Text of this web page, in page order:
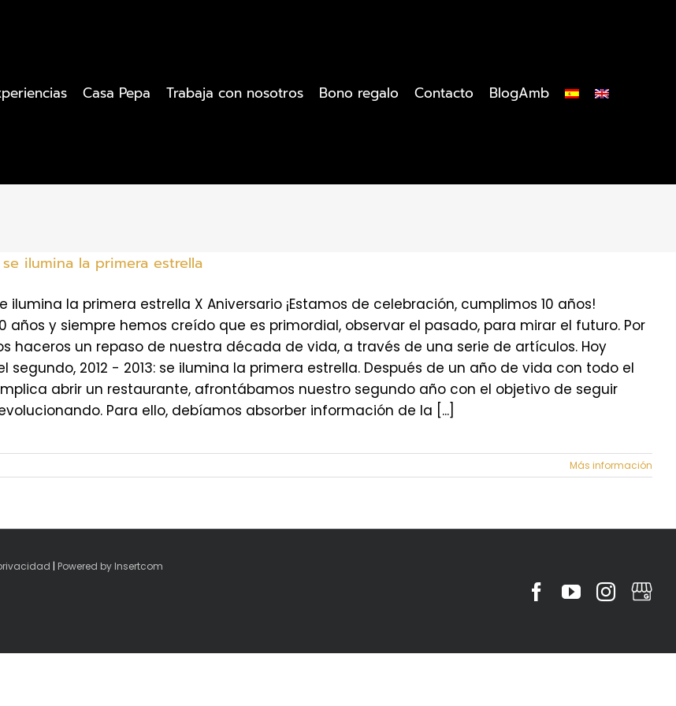
Casa Pepa Trabaja con nosotros Bono regalo Contacto BlogAmb
se ilumina la primera estrella
ilumina la primera estrella X Aniversario ¡Estamos de celebración, cumplimos 10 años!
años y siempre hemos creído que es primordial, observar el pasado, para mirar el futuro. Por
haceros un repaso de nuestra década de vida, a través de una serie de artículos. Hoy
segundo, 2012 - 2013: se ilumina la primera estrella. Después de un año de vida con todo el
abrir un restaurante, afrontábamos nuestro segundo año con el objetivo de seguir
Para ello, debíamos absorber información de la [...]
Más información
| Powered by Insertcom
Facebook
YouTube